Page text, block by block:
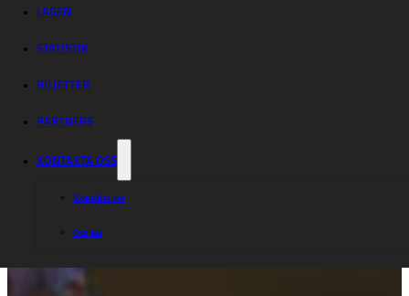
LAGEN
STATISTIK
BILJETTER
PARTNERS
KONTAKTA OSS
Kontakta oss
Om oss